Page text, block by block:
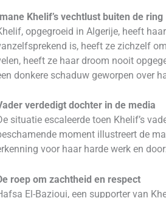
Khelif’s vechtlust buiten de ring
opgegroeid in Algerije, heeft
is, heeft ze zichzelf
heeft ze haar droom nooit
donkere schaduw geworpen over
verdedigt dochter in de media
situatie escaleerde toen Khelif’s
moment illustreert de
voor haar harde werk en
roep om zachtheid en respect
El-Bazioui, een supporter van